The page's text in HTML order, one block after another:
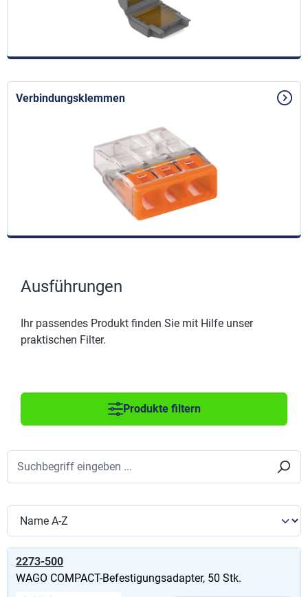
Verbindungsklemmen
Ausführungen
Ihr passendes Produkt finden Sie mit Hilfe unser
praktischen Filter.
Produkte filtern
2273-500
WAGO COMPACT-Befestigungsadapter, 50 Stk.